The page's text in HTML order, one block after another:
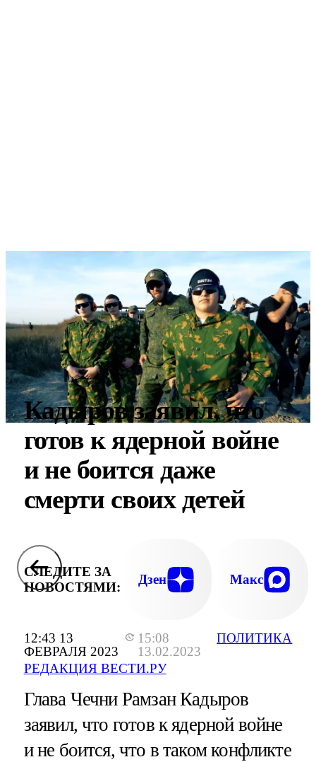
12:43 13
ФЕВРАЛЯ 2023
15:08
13.02.2023
РЕДАКЦИЯ ВЕСТИ.РУ
ПОЛИТИКА
Кадыров заявил, что
готов к ядерной войне
и не боится даже
смерти своих детей
СЛЕДИТЕ ЗА
НОВОСТЯМИ:
Дзен Макс
Глава Чечни Рамзан Кадыров
заявил, что готов к ядерной войне
и не боится, что в таком конфликте